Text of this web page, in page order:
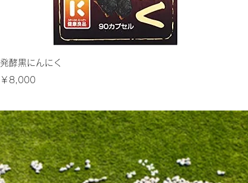
発酵黒にんにく
価格
￥8,000